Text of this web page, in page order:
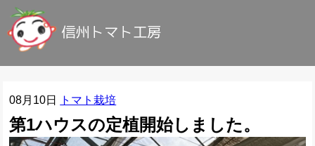
08月10日 トマト栽培
第1ハウスの定植開始しました。